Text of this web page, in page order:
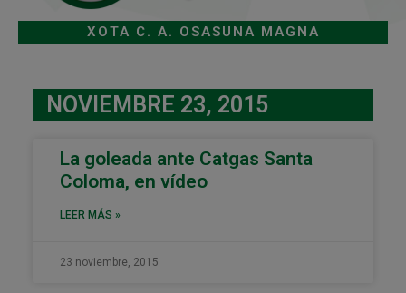
XOTA C. A. OSASUNA MAGNA
NOVIEMBRE 23, 2015
La goleada ante Catgas Santa
Coloma, en vídeo
LEER MÁS »
23 noviembre, 2015